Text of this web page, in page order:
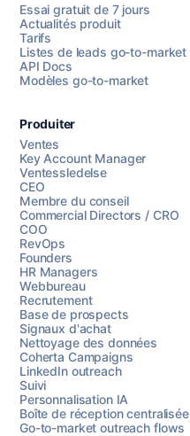
Essai gratuit de 7 jours
Actualités produit
Tarifs
Listes de leads go-to-market
API Docs
Modèles go-to-market
Produiter
Ventes
Key Account Manager
Ventessledelse
CEO
Membre du conseil
Commercial Directors / CRO
COO
RevOps
Founders
HR Managers
Webbureau
Recrutement
Base de prospects
Signaux d'achat
Nettoyage des données
Coherta Campaigns
LinkedIn outreach
Suivi
Personnalisation IA
Boîte de réception centralisée
Go-to-market outreach flows